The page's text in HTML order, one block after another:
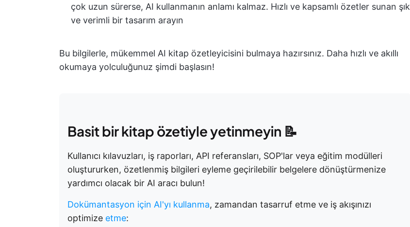
çok uzun sürerse, AI kullanmanın anlamı kalmaz. Hızlı ve kapsamlı özetler sunan şık
ve verimli bir tasarım arayın
Bu bilgilerle, mükemmel AI kitap özetleyicisini bulmaya hazırsınız. Daha hızlı ve akıllı
okumaya yolculuğunuz şimdi başlasın!
Basit bir kitap özetiyle yetinmeyin 📝
Kullanıcı kılavuzları, iş raporları, API referansları, SOP'lar veya eğitim modülleri
oluştururken, özetlenmiş bilgileri eyleme geçirilebilir belgelere dönüştürmenize
yardımcı olacak bir AI aracı bulun!
Dokümantasyon için AI'yı kullanma, zamandan tasarruf etme ve iş akışınızı
optimize etme: